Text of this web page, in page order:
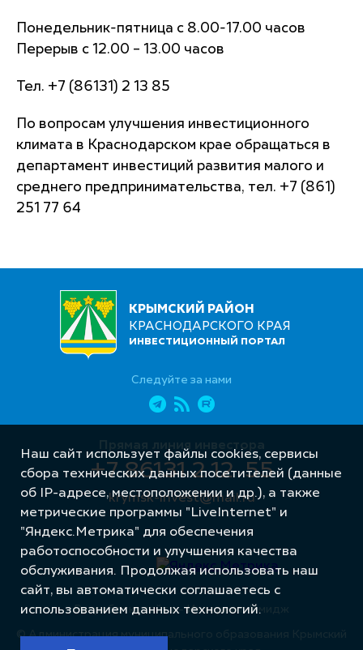
Понедельник-пятница с 8.00-17.00 часов
Перерыв с 12.00 – 13.00 часов
Тел. +7 (86131) 2 13 85
По вопросам улучшения инвестиционного
климата в Краснодарском крае обращаться в
департамент инвестиций развития малого и
среднего предпринимательства, тел. +7 (861)
251 77 64
КРЫМСКИЙ РАЙОН
КРАСНОДАРСКОГО КРАЯ
ИНВЕСТИЦИОННЫЙ ПОРТАЛ
Следуйте за нами
Прямая линия инвестора
+7 86131 2 12 55
krymsk-invest@mail.ru
© Администрация муниципального образования Крымский
Разработка сайта – Интернет-Имидж
Наш сайт использует файлы cookies, сервисы
сбора технических данных посетителей (данные
об IP-адресе, местоположении и др.), а также
метрические программы "LiveInternet" и
"Яндекс.Метрика" для обеспечения
работоспособности и улучшения качества
обслуживания. Продолжая использовать наш
сайт, вы автоматически соглашаетесь с
использованием данных технологий.